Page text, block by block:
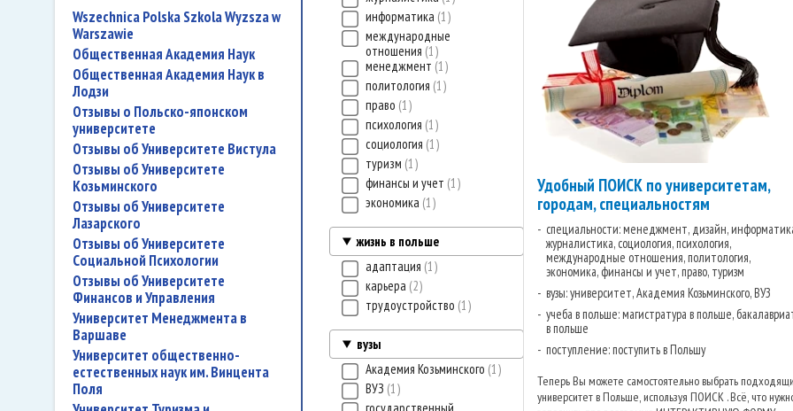
Wszechnica Polska Szkola Wyzsza w
Warszawie
Общественная Академия Наук
Общественная Академия Наук в
Лодзи
Отзывы о Польско-японском
университете
Отзывы об Университете Вистула
Отзывы об Университете
Козьминского
Отзывы об Университете
Лазарского
Отзывы об Университете
Социальной Психологии
Отзывы об Университете
Финансов и Управления
Университет Менеджмента в
Варшаве
Университет общественно-
естественных наук им. Винцента
Поля
информатика 1
международные
отношения 1
менеджмент 1
политология 1
право 1
психология 1
социология 1
туризм 1
финансы и учет 1
экономика 1
жизнь в польше
адаптация 1
карьера 2
трудоустройство 1
вузы
Академия Козьминского 1
ВУЗ 1
Удобный ПОИСК по университетам,
городам, специальностям
специальности: менеджмент, дизайн,
журналистика, социология, психология,
международные отношения, политология,
экономика, финансы и учет, право, туризм
вузы: университет, Академия Козьминского, ВУЗ
учеба в польше: магистратура в польше,
в польше
поступление: поступить в Польшу
Теперь Вы можете самостоятельно выбрать
университет в Польше, используя ПОИСК . Всё, что